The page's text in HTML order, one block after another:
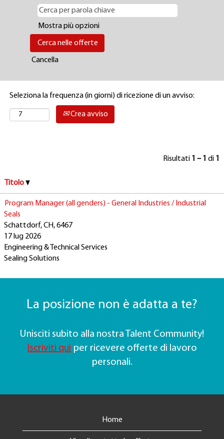
Mostra più opzioni
Cancella
Seleziona la frequenza (in giorni) di ricezione di un avviso:
Crea avviso
Risultati 1 – 1 di 1
Titolo
Program Manager (all genders) - General Industries / Industrial
Seals
Schattdorf, CH, 6467
17 lug 2026
Engineering & Technical Services
Sealing Solutions
La posizione non è adatta a te?
Unisciti subito alla nostra Talent Community!
Iscriviti qui per ricevere offerte di lavoro
personali.
Home